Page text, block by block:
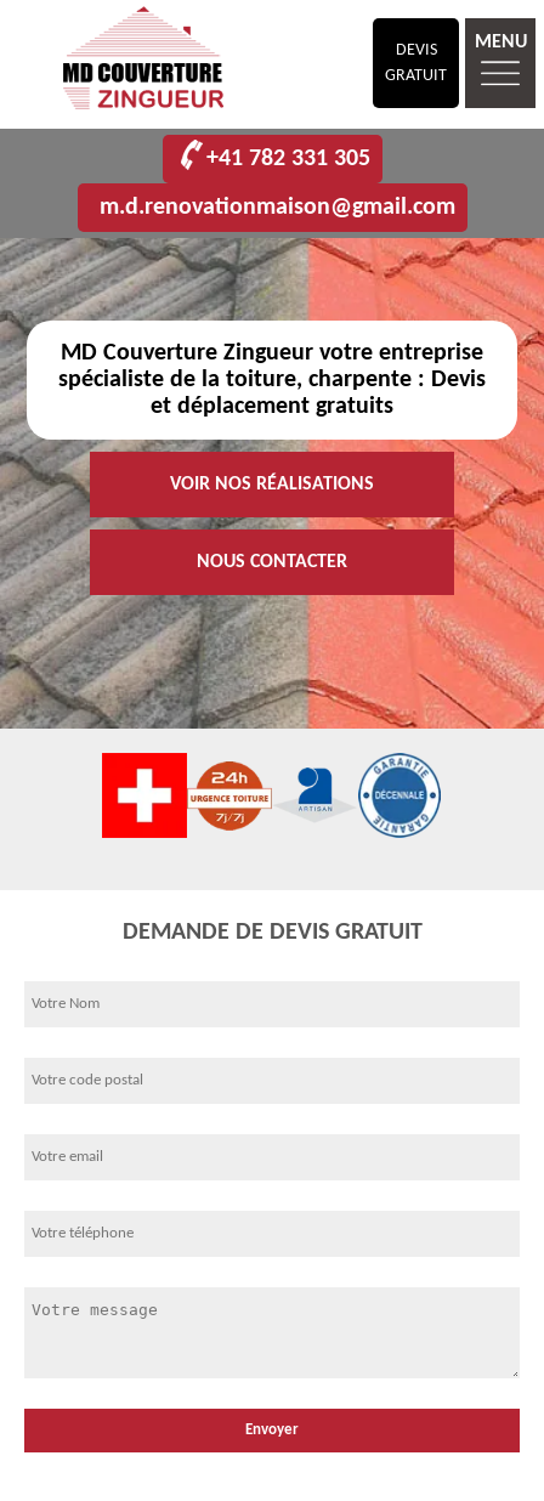
DEVIS
GRATUIT
MENU
+41 782 331 305
m.d.renovationmaison@gmail.com
MD Couverture Zingueur votre entreprise
spécialiste de la toiture, charpente : Devis
et déplacement gratuits
VOIR NOS RÉALISATIONS
NOUS CONTACTER
DEMANDE DE DEVIS GRATUIT